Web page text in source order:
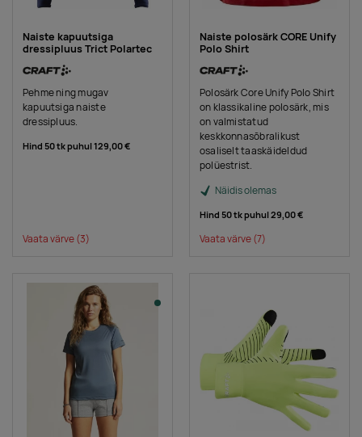
Naiste kapuutsiga
dressipluus Trict Polartec
Pehme ning mugav
kapuutsiga naiste
dressipluus.
Hind 50 tk puhul129,00 €
Vaata värve(3)
Naiste polosärk CORE Unify
Polo Shirt
Polosärk Core Unify Polo Shirt
on klassikaline polosärk, mis
on valmistatud
keskkonnasõbralikust
osaliselt taaskäideldud
polüestrist.
Näidis olemas
Hind 50 tk puhul29,00 €
Vaata värve(7)